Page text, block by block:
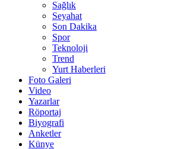
Sağlık
Seyahat
Son Dakika
Spor
Teknoloji
Trend
Yurt Haberleri
Foto Galeri
Video
Yazarlar
Röportaj
Biyografi
Anketler
Künye